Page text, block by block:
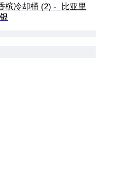
槟冷却桶 (2) -  比亚里